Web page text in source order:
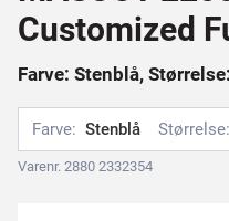
Customized
Farve: Stenblå,
Farve: Stenblå Størrelse:
Varenr. 2880 2332354